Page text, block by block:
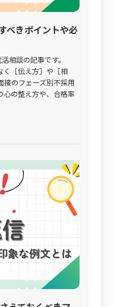
べきポイントや必
相談の記事です。
く［伝え方］や［相
接のフェーズ別不採用
心の整え方や、合格率